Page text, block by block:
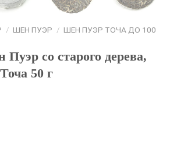
/ ШЕН ПУЭР / ШЕН ПУЭР ТОЧА ДО 100
со старого дерева,
50 г